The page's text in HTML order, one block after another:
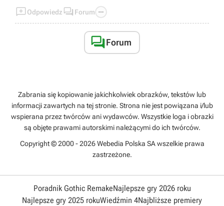
Odpowiedz  Forum 
Forum
Zabrania się kopiowanie jakichkolwiek obrazków, tekstów lub
informacji zawartych na tej stronie. Strona nie jest powiązana i/lub
wspierana przez twórców ani wydawców. Wszystkie loga i obrazki
są objęte prawami autorskimi należącymi do ich twórców.
Copyright © 2000 - 2026 Webedia Polska SA wszelkie prawa
zastrzeżone.
Poradnik Gothic RemakeNajlepsze gry 2026 roku
Najlepsze gry 2025 rokuWiedźmin 4Najbliższe premiery